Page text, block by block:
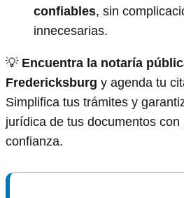
confiables, sin
innecesarias.
💡 Encuentra la notaría
Fredericksburg y agenda tu
Simplifica tus trámites y
jurídica de tus documentos
confianza.